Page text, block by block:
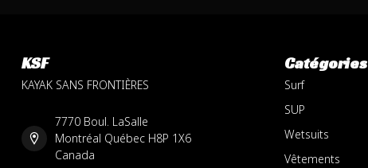
KSF
KAYAK SANS FRONTIÈRES
7770 Boul. LaSalle
Montréal Québec H8P 1X6
Canada
Catégories
Surf
SUP
Wetsuits
Vêtements